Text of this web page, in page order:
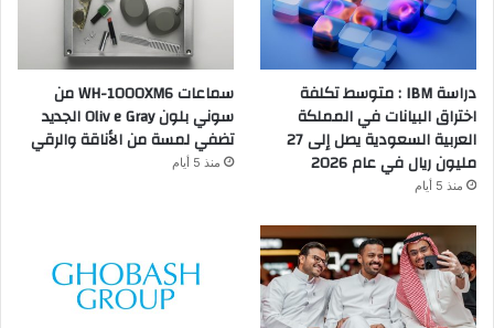
دراسة IBM : متوسط تكلفة
اختراق البيانات في المملكة
العربية السعودية يصل إلى 27
مليون ريال في عام 2026
منذ 5 أيام
سماعات WH-1000XM6 من
سوني بلون Oliv e Gray الجديد
تضفي لمسة من الأناقة والرقي
منذ 5 أيام